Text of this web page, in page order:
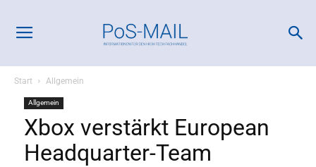
Start Allgemein
Allgemein
Xbox verstärkt European
Headquarter-Team